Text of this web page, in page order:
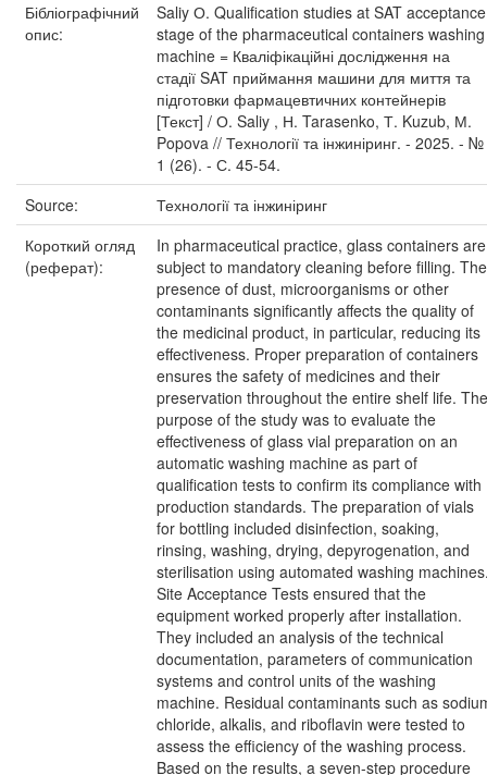
Бібліографічний
опис:
Saliy О. Qualification studies at SAT acceptance
stage of the pharmaceutical containers washing
machine = Кваліфікаційні дослідження на
стадії SAT приймання машини для миття та
підготовки фармацевтичних контейнерів
[Текст] / О. Saliy , Н. Tarasenko, Т. Kuzub, М.
Popova // Технології та інжиніринг. - 2025. - №
1 (26). - С. 45-54.
Source:
Технології та інжиніринг
Короткий огляд
(реферат):
In pharmaceutical practice, glass containers are
subject to mandatory cleaning before filling. The
presence of dust, microorganisms or other
contaminants significantly affects the quality of
the medicinal product, in particular, reducing its
effectiveness. Proper preparation of containers
ensures the safety of medicines and their
preservation throughout the entire shelf life. The
purpose of the study was to evaluate the
effectiveness of glass vial preparation on an
automatic washing machine as part of
qualification tests to confirm its compliance with
production standards. The preparation of vials
for bottling included disinfection, soaking,
rinsing, washing, drying, depyrogenation, and
sterilisation using automated washing
Site Acceptance Tests ensured that the
equipment worked properly after installation.
They included an analysis of the technical
documentation, parameters of communication
systems and control units of the washing
machine. Residual contaminants such as
chloride, alkalis, and riboflavin were tested to
assess the efficiency of the washing process.
Based on the results, a seven-step procedure